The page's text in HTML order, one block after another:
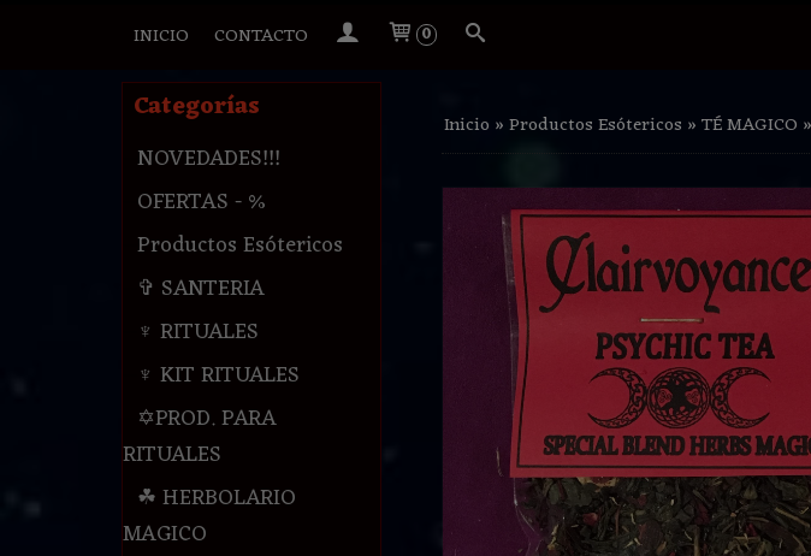
INICIO CONTACTO 0
Categorías
NOVEDADES!!!
OFERTAS - %
Productos Esótericos
✞ SANTERIA
♆ RITUALES
♆ KIT RITUALES
✡PROD. PARA
RITUALES
☘ HERBOLARIO
MAGICO
Inicio »Productos Esótericos »TÉ MAGICO »